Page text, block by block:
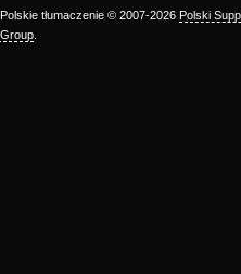
Polskie tłumaczenie © 2007-2026 Polski